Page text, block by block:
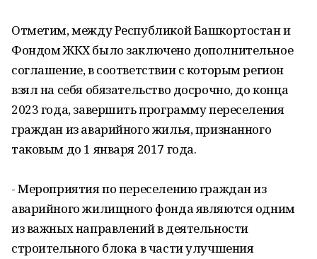
Отметим, между Республикой Башкортостан и
Фондом ЖКХ было заключено дополнительное
соглашение, в соответствии с которым регион
взял на себя обязательство досрочно, до конца
2023 года, завершить программу переселения
граждан из аварийного жилья, признанного
таковым до 1 января 2017 года.
- Мероприятия по переселению граждан из
аварийного жилищного фонда являются одним
из важных направлений в деятельности
строительного блока в части улучшения